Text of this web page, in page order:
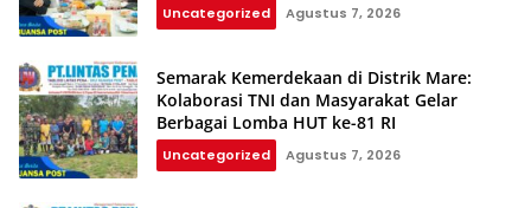
Uncategorized Agustus 7, 2026
Semarak Kemerdekaan di Distrik Mare:
Kolaborasi TNI dan Masyarakat Gelar
Berbagai Lomba HUT ke-81 RI
Uncategorized Agustus 7, 2026